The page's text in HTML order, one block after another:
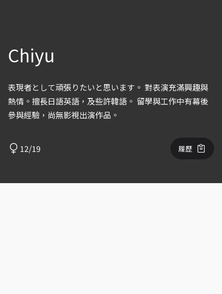
Chiyu
表現者として頑張りたいと思います。 對表演充滿興趣與
熱情。擅長日語英語，及些許韓語。 留學與工作中有幕後
參與經驗，尚無影視出演作品。
12/19 履歷